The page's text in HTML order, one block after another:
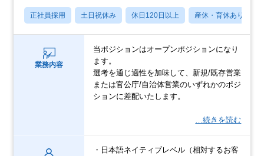
正社員採用 土日祝休み 休日120日以上 産休・育休あり
業務内容
当ポジションはオープンポジションになり
ます。
選考を通じ適性を加味して、新規/既存営業
または官公庁/自治体営業のいずれかのポジ
ションに差配いたします。
…続きを読む
・日本語ネイティブレベル（相対するお客